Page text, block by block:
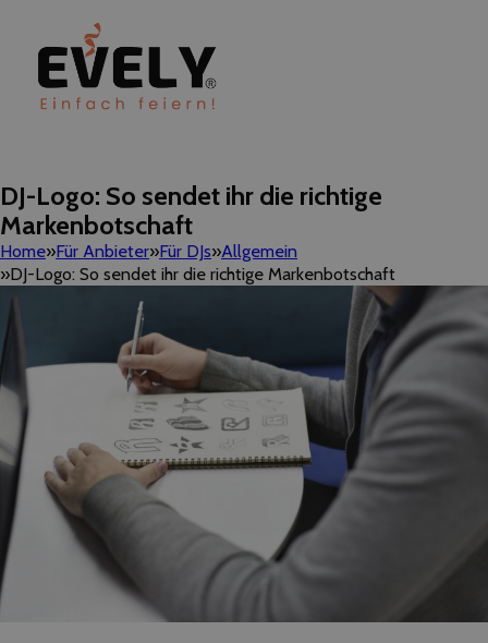
DJ-Logo:​ ​So​ ​sendet​ ​ihr​ ​die​ ​richtige​ ​
Markenbotschaft
Home Für Anbieter Für DJs Allgemein
DJ-Logo:​ ​So​ ​sendet​ ​ihr​ ​die​ ​richtige​ ​Markenbotschaft